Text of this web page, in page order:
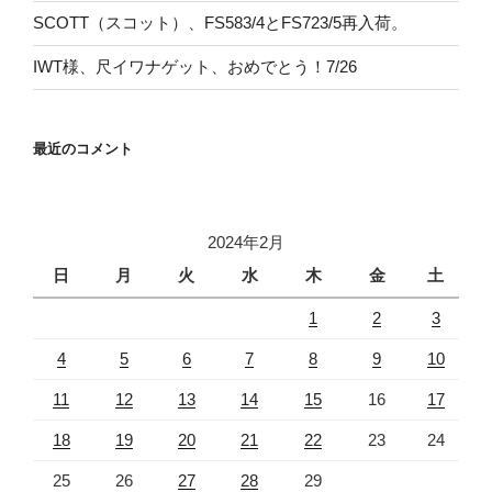
SCOTT（スコット）、FS583/4とFS723/5再入荷。
IWT様、尺イワナゲット、おめでとう！7/26
最近のコメント
2024年2月
日
月 火 水 木 金 土
1 2 3
4 5 6 7 8 9 10
11 12 13 14 15 16 17
18 19 20 21 22 23 24
25 26 27 28 29